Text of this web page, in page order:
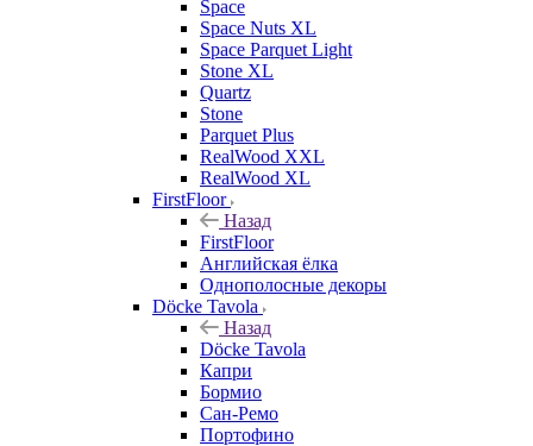
Space
Space Nuts XL
Space Parquet Light
Stone XL
Quartz
Stone
Parquet Plus
RealWood XXL
RealWood XL
FirstFloor
Назад
FirstFloor
Английская ёлка
Однополосные декоры
Döcke Tavola
Назад
Döcke Tavola
Капри
Бормио
Сан-Ремо
Портофино